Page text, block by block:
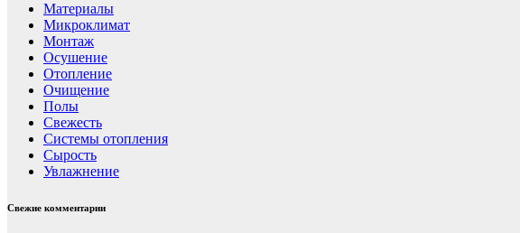
Материалы
Микроклимат
Монтаж
Осушение
Отопление
Очищение
Полы
Свежесть
Системы отопления
Сырость
Увлажнение
Свежие комментарии